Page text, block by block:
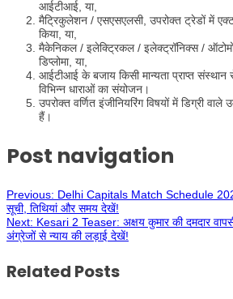
आईटीआई, या,
मैट्रिकुलेशन / एसएसएलसी, उपरोक्त ट्रेडों में
किया, या,
मैकेनिकल / इलेक्ट्रिकल / इलेक्ट्रॉनिक्स /
डिप्लोमा, या,
आईटीआई के बजाय किसी मान्यता प्राप्त संस्थान
विभिन्न धाराओं का संयोजन।
उपरोक्त वर्णित इंजीनियरिंग विषयों में डिग्री
हैं।
Post navigation
Previous: Delhi Capitals Match Schedule
सूची, तिथियां और समय देखें!
Next: Kesari 2 Teaser: अक्षय कुमार की दमदार
अंग्रेजों से न्याय की लड़ाई देखें!
Related Posts